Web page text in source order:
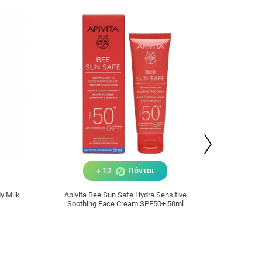
Milk
+ 12 Πόντοι
Apivita Bee Sun Safe Hydra Sensitive
Soothing Face Cream SPF50+ 50ml